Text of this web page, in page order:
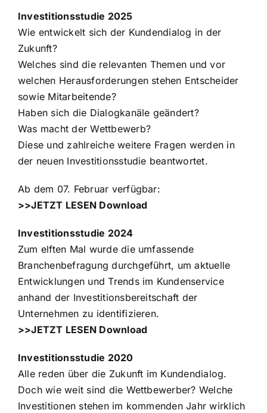
Investitionsstudie 2025
Wie entwickelt sich der Kundendialog in der
Zukunft?
Welches sind die relevanten Themen und vor
welchen Herausforderungen stehen Entscheider
sowie Mitarbeitende?
Haben sich die Dialogkanäle geändert?
Was macht der Wettbewerb?
Diese und zahlreiche weitere Fragen werden in
der neuen Investitionsstudie beantwortet.
Ab dem 07. Februar verfügbar:
>>JETZT LESEN Download
Investitionsstudie 2024
Zum elften Mal wurde die umfassende
Branchenbefragung durchgeführt, um aktuelle
Entwicklungen und Trends im Kundenservice
anhand der Investitionsbereitschaft der
Unternehmen zu identifizieren.
>>JETZT LESEN Download
Investitionsstudie 2020
Alle reden über die Zukunft im Kundendialog.
Doch wie weit sind die Wettbewerber? Welche
Investitionen stehen im kommenden Jahr wirklich